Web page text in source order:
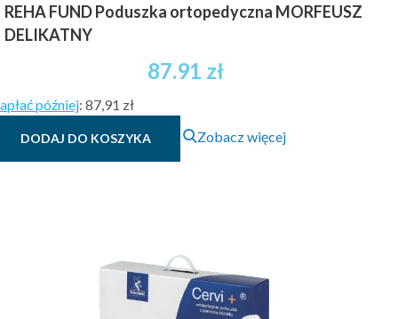
REHA FUND Poduszka ortopedyczna MORFEUSZ
DELIKATNY
87.91 zł
później: 87,91 zł
DODAJ DO KOSZYKA Zobacz więcej